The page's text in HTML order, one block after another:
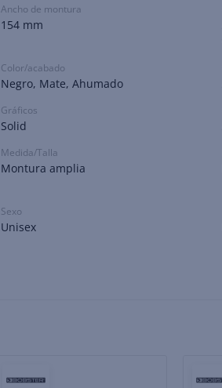
Ancho de montura
154 mm
Color/acabado
Negro, Mate, Ahumado
Gráficos
Solid
Medida/Talla
Montura amplia
Sexo
Unisex